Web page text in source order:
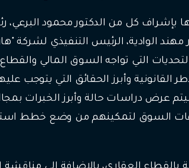
بإشراف كل من الدكتور محمود البرعي،
مهند الوادية، الرئيس التنفيذي لشركة
التي تواجه السوق المالي
القانونية وأبرز الحقائق التي يتوجب
عرض دراسات حالة وأبرز الخبرات
السوق لتمكينهم من وضع خطط